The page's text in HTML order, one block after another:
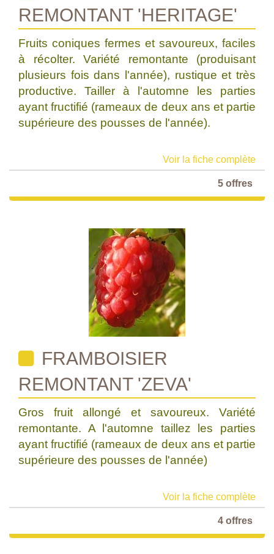
REMONTANT 'HERITAGE'
Fruits coniques fermes et savoureux, faciles
à récolter. Variété remontante (produisant
plusieurs fois dans l'année), rustique et très
productive. Tailler à l'automne les parties
ayant fructifié (rameaux de deux ans et partie
supérieure des pousses de l'année).
Voir la fiche complète
5 offres
FRAMBOISIER
REMONTANT 'ZEVA'
Gros fruit allongé et savoureux. Variété
remontante. A l'automne taillez les parties
ayant fructifié (rameaux de deux ans et partie
supérieure des pousses de l'année)
Voir la fiche complète
4 offres